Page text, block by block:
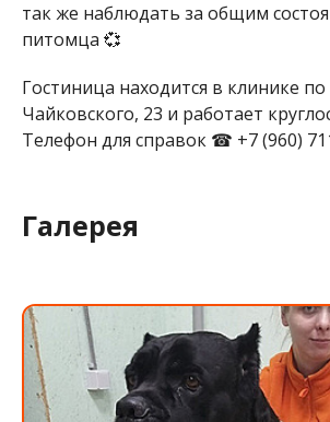
так же наблюдать за общим
питомца 💞
Гостиница находится в клинике по
Чайковского, 23 и работает
Телефон для справок ☎ +7 (960)
Галерея